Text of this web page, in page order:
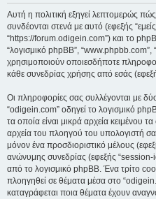
Αυτή η πολιτική εξηγεί λεπτομερώς
συνδέονται στενά με αυτό (εφεξής
“https://forum.odigein.com”) και το
“λογισμικό phpBB”,
χρησιμοποιούν οποιεσδήποτε
κάθε συνεδρίας χρήσης από εσάς
Οι πληροφορίες σας συλλέγονται με
“odigein.com” οδηγεί το λογισμικό
τα οποία είναι μικρά αρχεία κειμένου
αρχεία του πλοηγού του υπολογιστή
μόνον ένα προσδιοριστικό μέλους
ανώνυμης συνεδρίας (εφεξής
από το λογισμικό phpBB. Ένα τρίτο
πλοηγηθεί σε θέματα μέσα στο
καταγράφεται ποια θέματα έχουν